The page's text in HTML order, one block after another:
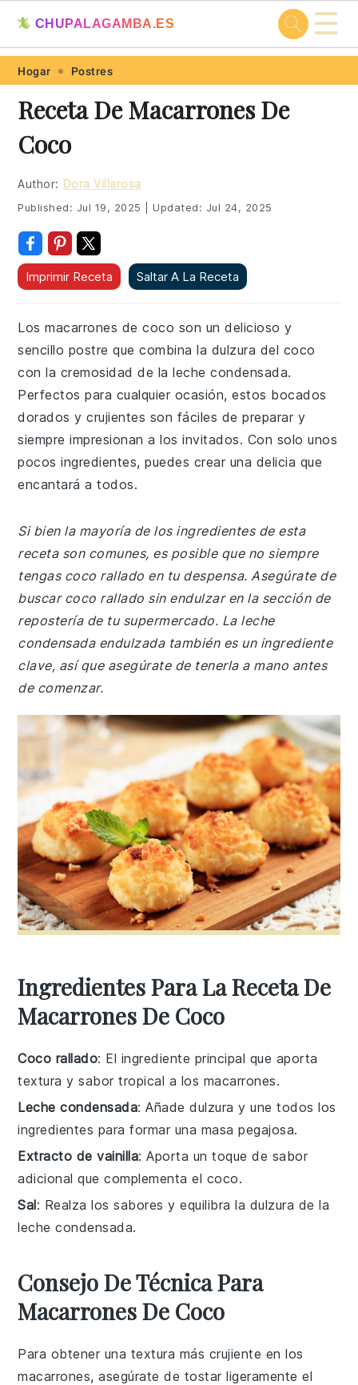
Skip
primary
navigation
Skip
main
content
Skip
primary
sidebar
Skip
footer
🦎 CHUPALAGAMBA.ES ☰
Hogar Postres
Receta De Macarrones De
Coco
Author: Dora Villarosa
Published: Jul 19, 2025 Updated: Jul 24, 2025
Imprimir Receta Saltar A La Receta
Los macarrones de coco son un delicioso y
sencillo postre que combina la dulzura del coco
con la cremosidad de la leche condensada.
Perfectos para cualquier ocasión, estos bocados
dorados y crujientes son fáciles de preparar y
siempre impresionan a los invitados. Con solo unos
pocos ingredientes, puedes crear una delicia que
encantará a todos.
Si bien la mayoría de los ingredientes de esta
receta son comunes, es posible que no siempre
tengas coco rallado en tu despensa. Asegúrate de
buscar coco rallado sin endulzar en la sección de
repostería de tu supermercado. La leche
condensada endulzada también es un ingrediente
clave, así que asegúrate de tenerla a mano antes
de comenzar.
Ingredientes Para La Receta De
Macarrones De Coco
Coco rallado: El ingrediente principal que aporta
textura y sabor tropical a los macarrones.
Leche condensada: Añade dulzura y une todos los
ingredientes para formar una masa pegajosa.
Extracto de vainilla: Aporta un toque de sabor
adicional que complementa el coco.
Sal: Realza los sabores y equilibra la dulzura de la
leche condensada.
Consejo De Técnica Para
Macarrones De Coco
Para obtener una textura más crujiente en los
macarrones, asegúrate de tostar ligeramente el